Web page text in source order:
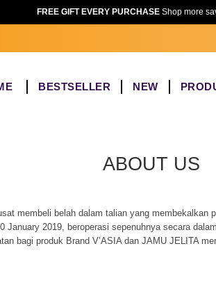
FREE GIFT EVERY PURCHASEShop more
BESTSELLER NEW
ABOUT US
membeli belah dalam talian yang
January 2019, beroperasi sepenuhnya secara
bagi produk Brand V’ASIA dan JAMU JELITA